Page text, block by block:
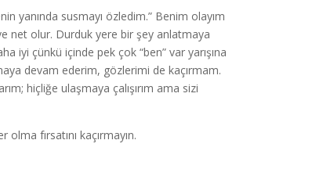
yanında susmayı özledim.” Benim olayım
net olur. Durduk yere bir şey anlatmaya
iyi çünkü içinde pek çok “ben” var yarışına
devam ederim, gözlerimi de kaçırmam.
hiçliğe ulaşmaya çalışırım ama sizi
fırsatını kaçırmayın.